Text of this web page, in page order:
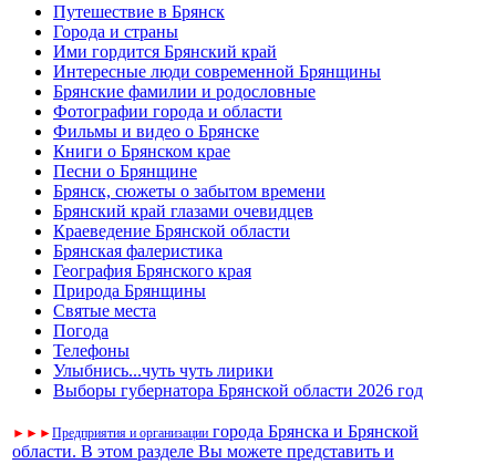
Путешествие в Брянск
Города и страны
Ими гордится Брянский край
Интересные люди современной Брянщины
Брянские фамилии и родословные
Фотографии города и области
Фильмы и видео о Брянске
Книги о Брянском крае
Песни о Брянщине
Брянск, сюжеты о забытом времени
Брянский край глазами очевидцев
Краеведение Брянской области
Брянская фалеристика
География Брянского края
Природа Брянщины
Святые места
Погода
Телефоны
Улыбнись...чуть чуть лирики
Выборы губернатора Брянской области 2026 год
► ► ►Предприятия и организации города Брянска и Брянской
области. В этом разделе Вы можете представить и